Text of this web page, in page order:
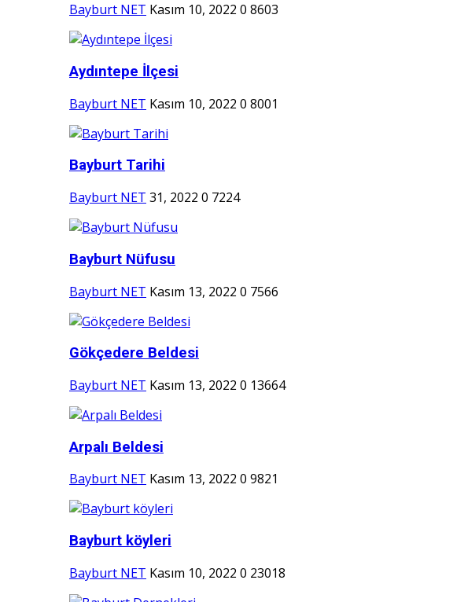
Bayburt NET Kasım 10, 2022 0 8603
Aydıntepe İlçesi
Bayburt NET Kasım 10, 2022 0 8001
Bayburt Tarihi
Bayburt NET 31, 2022 0 7224
Bayburt Nüfusu
Bayburt NET Kasım 13, 2022 0 7566
Gökçedere Beldesi
Bayburt NET Kasım 13, 2022 0 13664
Arpalı Beldesi
Bayburt NET Kasım 13, 2022 0 9821
Bayburt köyleri
Bayburt NET Kasım 10, 2022 0 23018